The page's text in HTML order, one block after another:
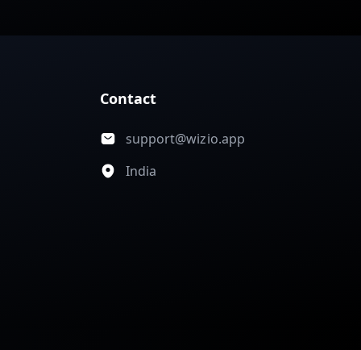
Contact
support@wizio.app
India